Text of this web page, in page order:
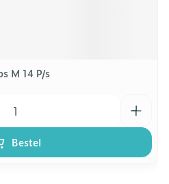
M 14 P/s
Bestel